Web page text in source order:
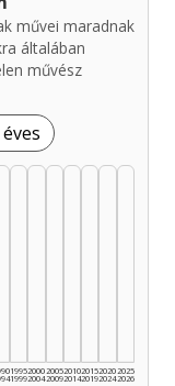
művei maradnak
általában
művész
éves
1995
1999
2000
2004
2005
2009
2010
2014
2015
2019
2020
2024
2025
2026